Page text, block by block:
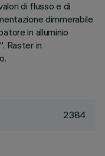
di flusso e di
dimmerabile
in alluminio
Raster in
2384